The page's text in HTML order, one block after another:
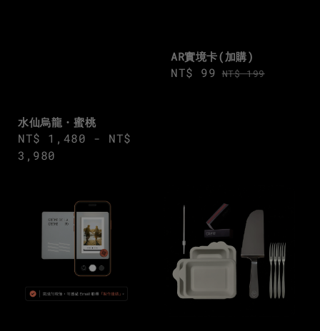
水仙烏龍・蜜桃
Regular
price
NT$ 1,480 - NT$
3,980
AR實境卡(加購)
Sale
NT$ 99 Regular
NT$ 199